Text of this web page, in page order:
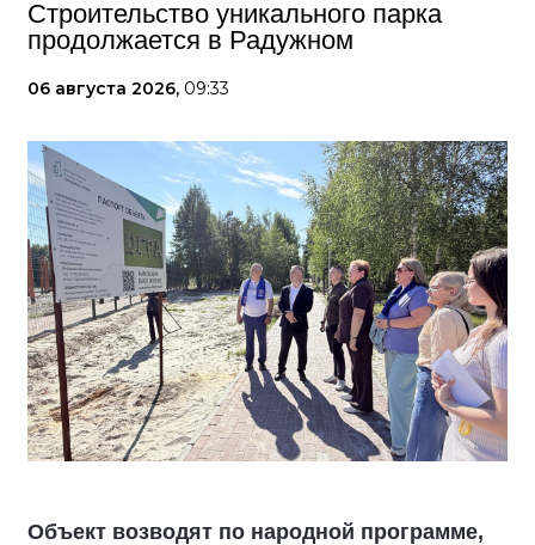
Строительство уникального парка
продолжается в Радужном
06 августа 2026, 09:33
Объект возводят по народной программе,